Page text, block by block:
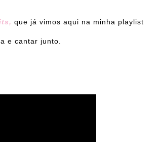
que já vimos aqui na minha playlist
e cantar junto.